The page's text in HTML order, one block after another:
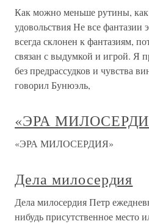
Как можно меньше рутины,
удовольствия Не все фантазии
всегда склонен к фантазиям,
связан с выдумкой и игрой. Я
без предрассудков и чувства
говорил Бунюэль,
«ЭРА
«ЭРА МИЛОСЕРДИЯ»
Дела милосердия
Дела милосердия Петр
нибудь присутственное место